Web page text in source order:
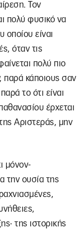
Τον
πολύ φυσικό να
οποίου είναι
όταν τις
πολύ πιο
παρά κάποιους σαν
το ότι είναι
έρχεται
Αριστεράς, μην
μόνον-
την ουσία της
της ιστορικής